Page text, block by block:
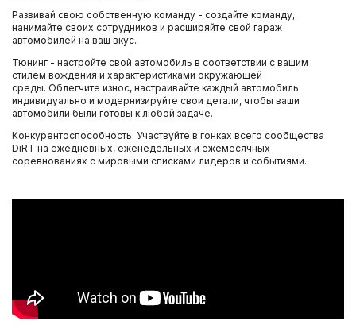
Развивай свою собственную команду - создайте команду,
нанимайте своих сотрудников и расширяйте свой гараж
автомобилей на ваш вкус.
Тюнинг - настройте свой автомобиль в соответствии с вашим
стилем вождения и характеристиками окружающей
среды. Облегчите износ, настраивайте каждый автомобиль
индивидуально и модернизируйте свои детали, чтобы ваши
автомобили были готовы к любой задаче.
Конкурентоспособность. Участвуйте в гонках всего сообщества
DiRT на ежедневных, еженедельных и ежемесячных
соревнованиях с мировыми списками лидеров и событиями.